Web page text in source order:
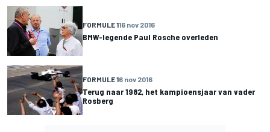
FORMULE 116 nov 2016
BMW-legende Paul Rosche overleden
FORMULE 16 nov 2016
Terug naar 1982, het kampioensjaar van vader
Rosberg